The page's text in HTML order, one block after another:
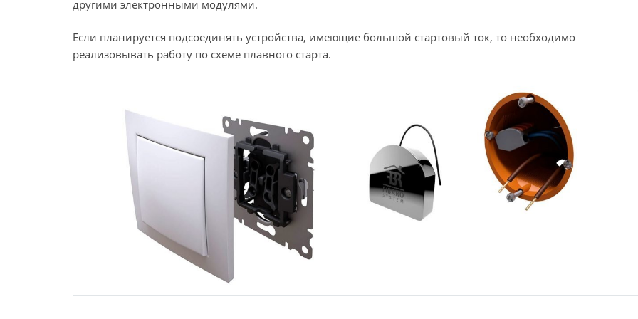
другими электронными модулями.
Если планируется подсоединять устройства, имеющие большой стартовый ток, то необходимо
реализовывать работу по схеме плавного старта.